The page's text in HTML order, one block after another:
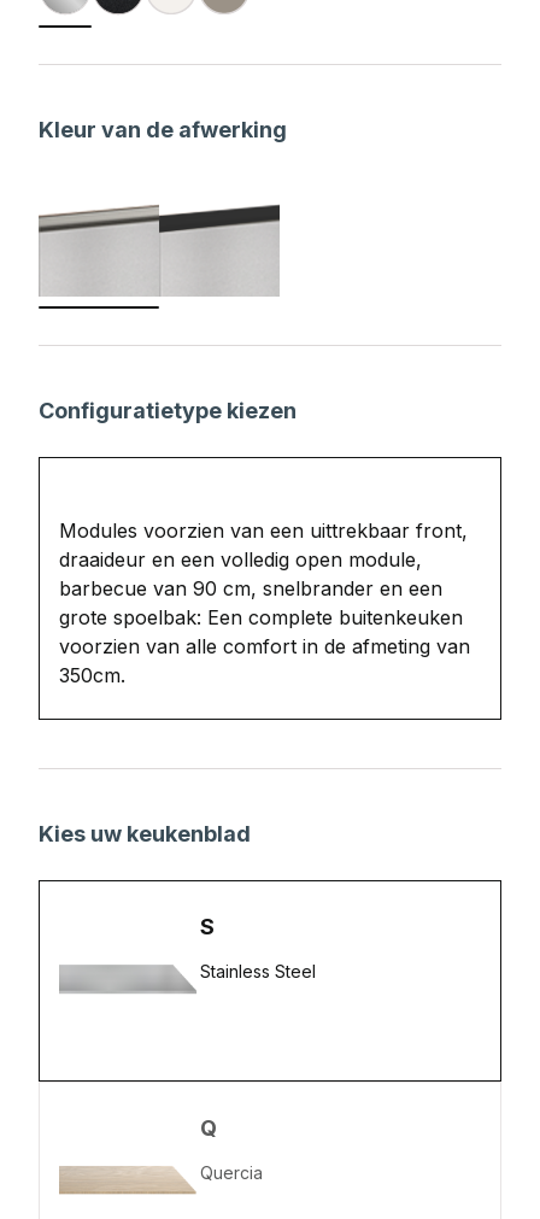
Kleur van de afwerking
Configuratietype kiezen
Modules voorzien van een uittrekbaar front,
draaideur en een volledig open module,
barbecue van 90 cm, snelbrander en een
grote spoelbak: Een complete buitenkeuken
voorzien van alle comfort in de afmeting van
350cm.
Kies uw keukenblad
S
Stainless Steel
Q
Quercia